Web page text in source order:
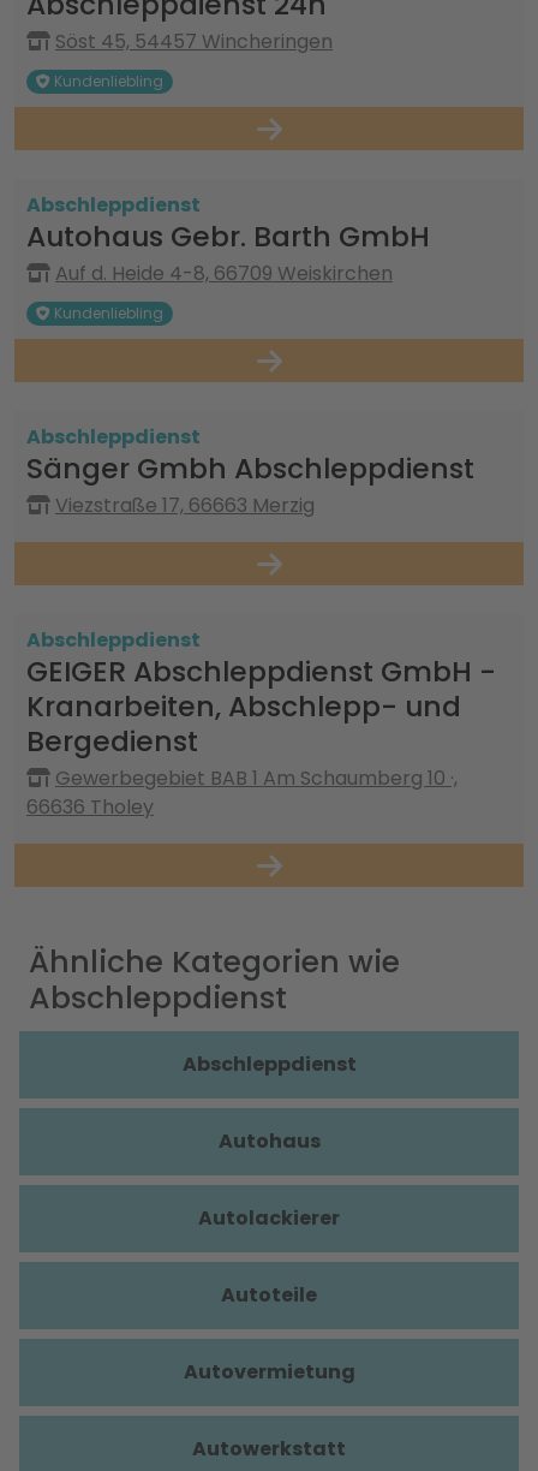
Söst 45, 54457 Wincheringen
Kundenliebling
Abschleppdienst
Autohaus Gebr. Barth GmbH
Auf d. Heide 4-8, 66709 Weiskirchen
Kundenliebling
Abschleppdienst
Sänger Gmbh Abschleppdienst
Viezstraße 17, 66663 Merzig
Abschleppdienst
GEIGER Abschleppdienst GmbH -
Kranarbeiten, Abschlepp- und
Bergedienst
Gewerbegebiet BAB 1 Am Schaumberg 10 ·,
66636 Tholey
Ähnliche Kategorien wie
Abschleppdienst
Abschleppdienst
Autohaus
Autolackierer
Autoteile
Autovermietung
Autowerkstatt